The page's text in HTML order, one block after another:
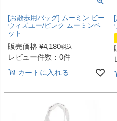
[お散歩用バッグ] ムーミン ビー
ウィズユー/ピンク ムーミンペ
ット
販売価格 ¥4,180税込
レビュー件数：0件
カートに入れる